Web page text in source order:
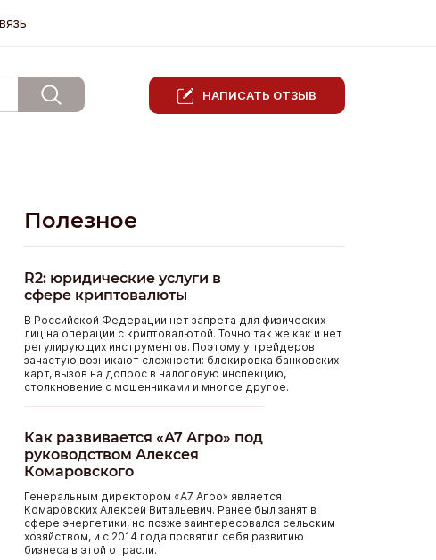
НАПИСАТЬ ОТЗЫВ
Полезное
R2: юридические услуги в
сфере криптовалюты
В Российской Федерации нет запрета для физических
лиц на операции с криптовалютой. Точно так же как и нет
регулирующих инструментов. Поэтому у трейдеров
зачастую возникают сложности: блокировка банковских
карт, вызов на допрос в налоговую инспекцию,
столкновение с мошенниками и многое другое.
Как развивается «А7 Агро» под
руководством Алексея
Комаровского
Генеральным директором «А7 Агро» является
Комаровских Алексей Витальевич. Ранее был занят в
сфере энергетики, но позже заинтересовался сельским
хозяйством, и с 2014 года посвятил себя развитию
бизнеса в этой отрасли.